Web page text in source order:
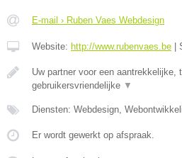
E-mail › Ruben Vaes Webdesign
Website: http://www.rubenvaes.be |
Uw partner voor een aantrekkelijke,
gebruikersvriendelijke ▼
Diensten: Webdesign,
Er wordt gewerkt op afspraak.